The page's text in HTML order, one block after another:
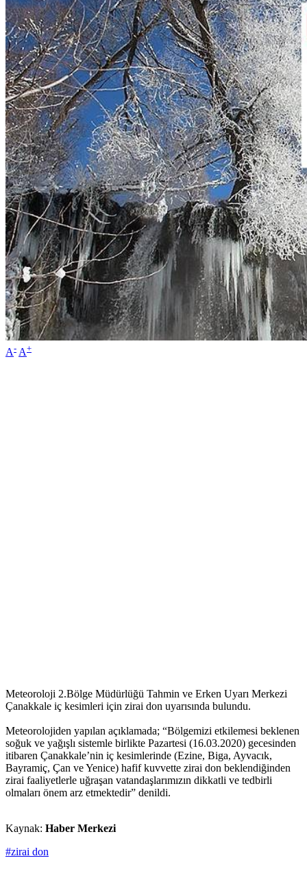
A- A+
Meteoroloji 2.Bölge Müdürlüğü Tahmin ve Erken Uyarı Merkezi
Çanakkale iç kesimleri için zirai don uyarısında bulundu.
Meteorolojiden yapılan açıklamada; “Bölgemizi etkilemesi beklenen
soğuk ve yağışlı sistemle birlikte Pazartesi (16.03.2020) gecesinden
itibaren Çanakkale’nin iç kesimlerinde (Ezine, Biga, Ayvacık,
Bayramiç, Çan ve Yenice) hafif kuvvette zirai don beklendiğinden
zirai faaliyetlerle uğraşan vatandaşlarımızın dikkatli ve tedbirli
olmaları önem arz etmektedir” denildi.
Kaynak: Haber Merkezi
#zirai don